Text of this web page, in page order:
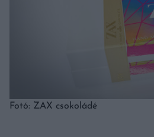
Fotó: ZAX csokoládé